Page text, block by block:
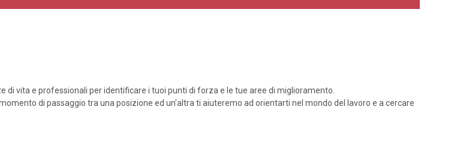
di vita e professionali per identificare i tuoi punti di forza e le tue aree di miglioramento.
di passaggio tra una posizione ed un'altra ti aiuteremo ad orientarti nel mondo del lavoro e a cercare